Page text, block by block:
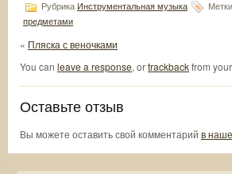
Рубрика Инструментальная музыка
предметами
« Пляска с веночками
You can leave a response, ortrackbackfrom
Оставьте отзыв
Вы можете оставить свой комментарий в